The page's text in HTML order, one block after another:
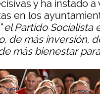
y ha instado a
en los
el Partido Socialista
de más inversión,
más bienestar